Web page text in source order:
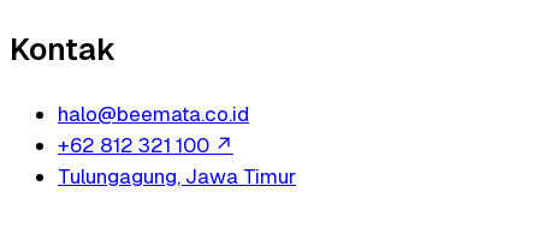
Kontak
halo@beemata.co.id
+62 812 321 100 ↗
Tulungagung, Jawa Timur